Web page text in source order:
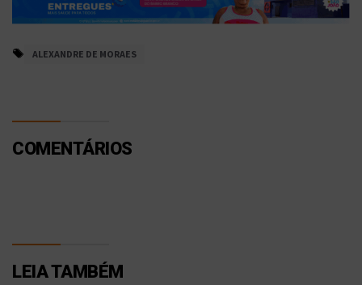
ALEXANDRE DE MORAES
COMENTÁRIOS
LEIA TAMBÉM